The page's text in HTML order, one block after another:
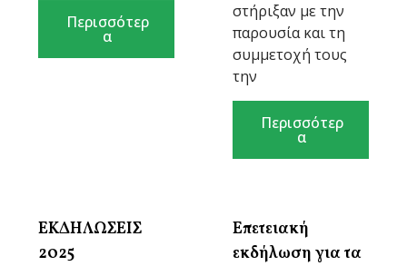
Περισσότερ
α
στήριξαν με την
παρουσία και τη
συμμετοχή τους
την
Περισσότερ
α
ΕΚΔΗΛΩΣΕΙΣ
2025
Επετειακή
εκδήλωση για τα